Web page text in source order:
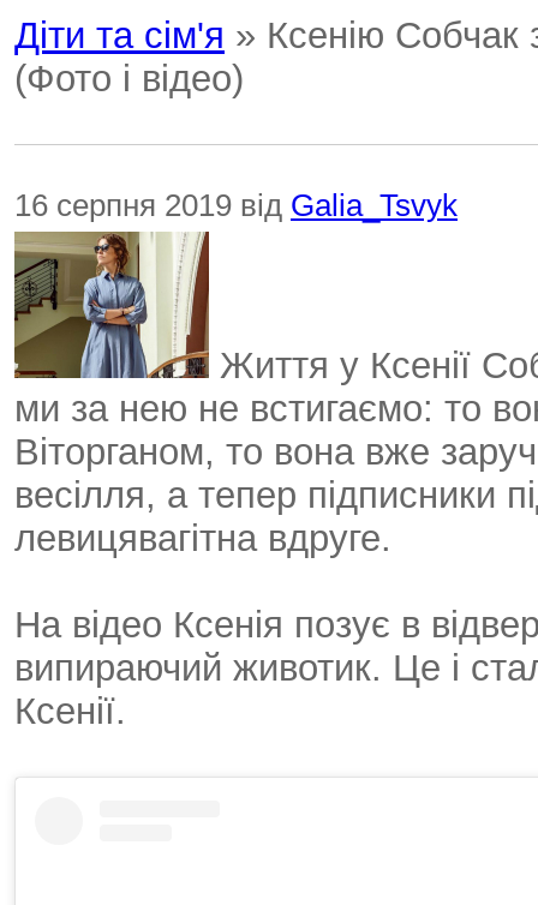
Діти та сім'я » Ксенію Собчак
(Фото і відео)
16 серпня 2019 від Galia_Tsvyk
Життя у Ксенії
ми за нею не встигаємо: то
Віторганом, то вона вже
весілля, а тепер підписники
левицявагітна вдруге.
На відео Ксенія позує в
випираючий животик. Це і
Ксенії.